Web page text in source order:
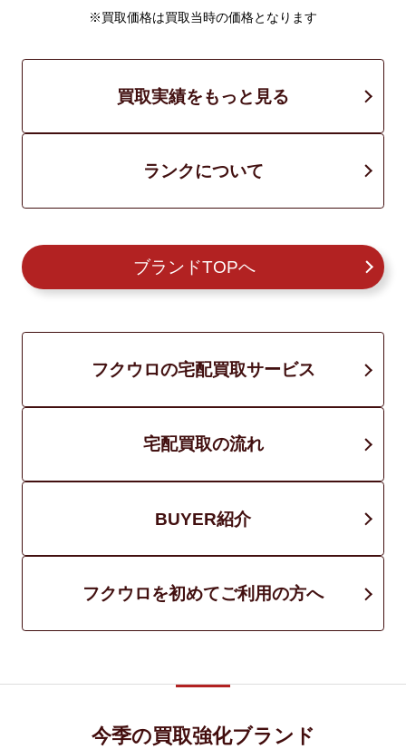
※買取価格は買取当時の価格となります
買取実績をもっと見る
ランクについて
ブランドTOPへ
フクウロの宅配買取サービス
宅配買取の流れ
BUYER紹介
フクウロを初めてご利用の方へ
今季の買取強化ブランド